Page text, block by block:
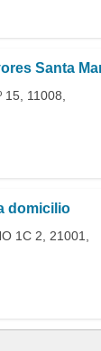
Santa
11008,
domicilio
1C 2, 21001,